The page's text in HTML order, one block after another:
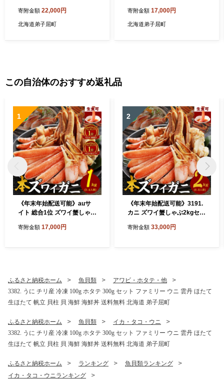
凍 ご家庭用 送料無料 北海道
弟子屈町
寄附金額 22,000円
北海道弟子屈町
入れ不可 雲丹 丼 海鮮 丼 セ
ット 熨斗 送料無料 北海道 弟
寄附金額 17,000円
北海道弟子屈町
この自治体のおすすめ返礼品
1
《年末年始配送可能》auサ
イト 総合1位 ズワイ蟹しゃぶ
4人前 食べ方ガイド付 カニ
寄附金額 17,000円
2
《年末年始配送可能》3191.
カニ ズワイ蟹しゃぶ2kgセッ
可 約6～8人前 カニ かに 蟹
寄附金額 33,000円
ふるさと納税ホーム 魚貝類
アワビ・ホタテ・他
3382. うに チリ産 冷凍 100g ホタテ 300g セット ファミリー ウニ 雲丹 ほたて
生ほたて 帆立 貝柱 貝 海鮮 海鮮丼 送料無料 北海道 弟子屈町
ふるさと納税ホーム 魚貝類
イカ・タコ・ウニ
3382. うに チリ産 冷凍 100g ホタテ 300g セット ファミリー ウニ 雲丹 ほたて
生ほたて 帆立 貝柱 貝 海鮮 海鮮丼 送料無料 北海道 弟子屈町
ふるさと納税ホーム ランキング
魚貝類ランキング
イカ・タコ・ウニランキング